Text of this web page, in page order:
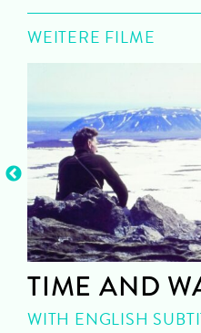
WEITERE FILME
TIME AND
WITH ENGLISH